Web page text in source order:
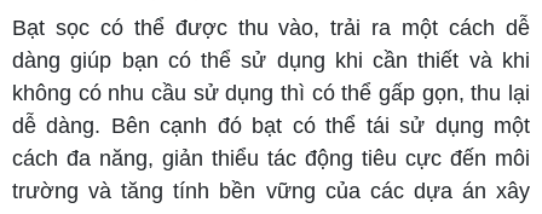
Bạt sọc có thể được thu vào, trải ra một cách dễ
dàng giúp bạn có thể sử dụng khi cần thiết và khi
không có nhu cầu sử dụng thì có thể gấp gọn, thu lại
dễ dàng. Bên cạnh đó bạt có thể tái sử dụng một
cách đa năng, giản thiểu tác động tiêu cực đến môi
trường và tăng tính bền vững của các dựa án xây